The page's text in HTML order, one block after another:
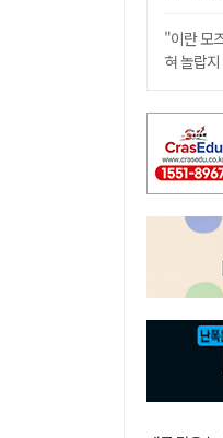
"이란 모
혀 놀랍